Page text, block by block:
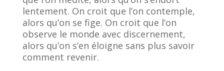
lentement. On croit que l’on contemple,
alors qu’on se fige. On croit que l’on
observe le monde avec discernement,
alors qu’on s’en éloigne sans plus savoir
comment revenir.